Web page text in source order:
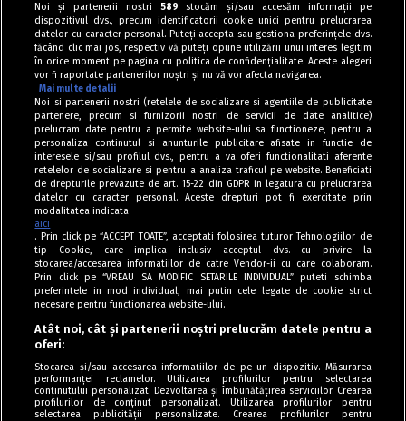
Tag index
Program Antena 1
Politica de cookies
Politica de confidențialitate
Noi și partenerii noștri 589 stocăm și/sau accesăm informații pe
dispozitivul dvs., precum identificatorii cookie unici pentru prelucrarea
datelor cu caracter personal. Puteți accepta sau gestiona preferințele dvs.
făcând clic mai jos, respectiv vă puteți opune utilizării unui interes legitim
în orice moment pe pagina cu politica de confidențialitate. Aceste alegeri
vor fi raportate partenerilor noștri și nu vă vor afecta navigarea.
Mai multe detalii
Noi si partenerii nostri (retelele de socializare si agentiile de publicitate
partenere, precum si furnizorii nostri de servicii de date analitice)
prelucram date pentru a permite website-ului sa functioneze, pentru a
personaliza continutul si anunturile publicitare afisate in functie de
interesele si/sau profilul dvs., pentru a va oferi functionalitati aferente
retelelor de socializare si pentru a analiza traficul pe website. Beneficiati
de drepturile prevazute de art. 15-22 din GDPR in legatura cu prelucrarea
datelor cu caracter personal. Aceste drepturi pot fi exercitate prin
modalitatea indicata
aici
. Prin click pe “ACCEPT TOATE”, acceptati folosirea tuturor Tehnologiilor de
tip Cookie, care implica inclusiv acceptul dvs. cu privire la
stocarea/accesarea informatiilor de catre Vendor-ii cu care colaboram.
Prin click pe “VREAU SA MODIFIC SETARILE INDIVIDUAL” puteti schimba
preferintele in mod individual, mai putin cele legate de cookie strict
necesare pentru functionarea website-ului.
Atât noi, cât și partenerii noștri prelucrăm datele pentru a
oferi:
Stocarea și/sau accesarea informațiilor de pe un dispozitiv. Măsurarea
performanței reclamelor. Utilizarea profilurilor pentru selectarea
conținutului personalizat. Dezvoltarea și îmbunătățirea serviciilor. Crearea
profilurilor de conținut personalizat. Utilizarea profilurilor pentru
selectarea publicității personalizate. Crearea profilurilor pentru